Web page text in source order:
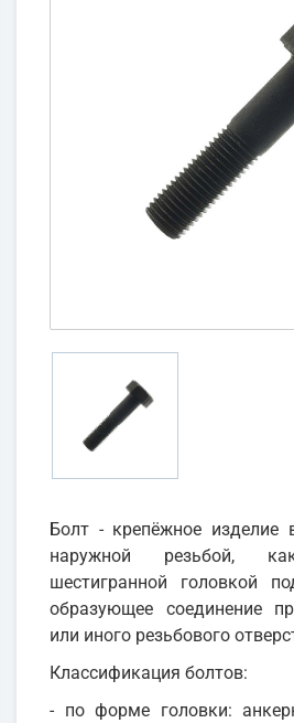
Болт - крепёжное изделие
наружной резьбой,
шестигранной головкой
образующее соединение
или иного резьбового
Классификация болтов:
- по форме головки: